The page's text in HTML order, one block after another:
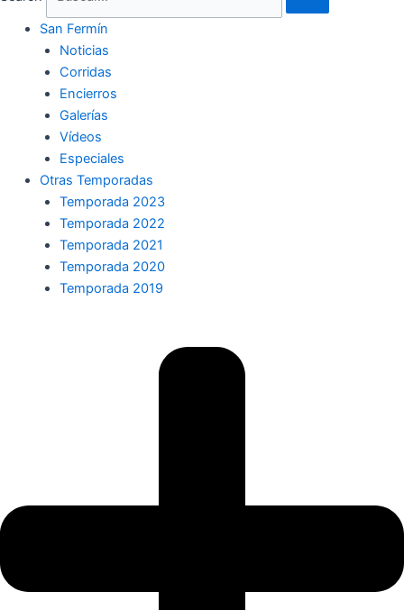
San Fermín
Noticias
Corridas
Encierros
Galerías
Vídeos
Especiales
Otras Temporadas
Temporada 2023
Temporada 2022
Temporada 2021
Temporada 2020
Temporada 2019